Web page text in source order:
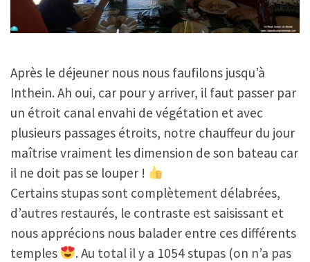
Après le déjeuner nous nous faufilons jusqu’à
Inthein. Ah oui, car pour y arriver, il faut passer par
un étroit canal envahi de végétation et avec
plusieurs passages étroits, notre chauffeur du jour
maîtrise vraiment les dimension de son bateau car
il ne doit pas se louper !
Certains stupas sont complètement délabrées,
d’autres restaurés, le contraste est saisissant et
nous apprécions nous balader entre ces différents
temples
. Au total il y a 1054 stupas (on n’a pas